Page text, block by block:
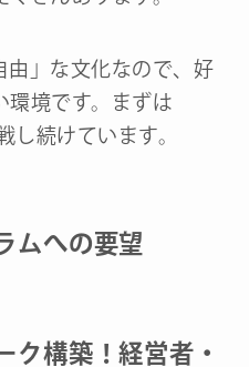
由」な文化なので、好
環境です。まずは
し続けています。
ムへの要望
ク構築！経営者・